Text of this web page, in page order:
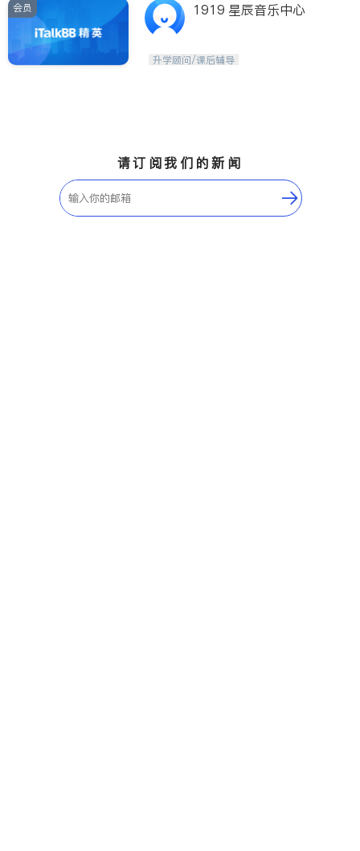
会员 1919 星辰音乐中心
升学顾问/课后辅导
请订阅我们的新闻